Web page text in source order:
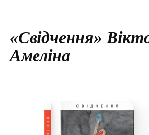
«Свідчення»
Амеліна